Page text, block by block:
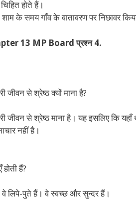
होते हैं।
के समय गाँव के वातावरण पर निछावर
13 MP Board प्रश्न 4.
जीवन से श्रेष्ठ क्यों माना है?
जीवन से श्रेष्ठ माना है। यह इसलिए कि
नहीं है।
हैं?
लिपे-पुते हैं। वे स्वच्छ और सुन्दर हैं।